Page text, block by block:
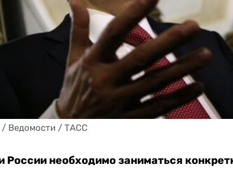
/ Ведомости / ТАСС
России необходимо заниматься